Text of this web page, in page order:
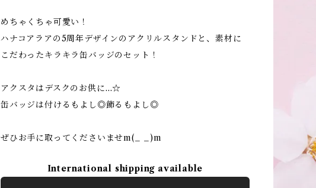
めちゃくちゃ可愛い！
ハナコアラアの5周年デザインのアクリルスタンドと、素材に
こだわったキラキラ缶バッジのセット！
アクスタはデスクのお供に…☆
缶バッジは付けるもよし◎飾るもよし◎
ぜひお手に取ってくださいませm(_ _)m
International shipping available